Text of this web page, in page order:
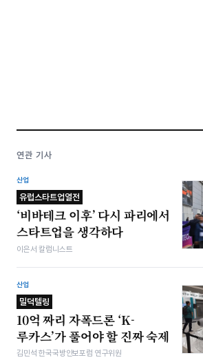
연관 기사
산업
유럽스타트업열전
‘비바테크 이후’ 다시 파리에서
스타트업을 생각하다
이은서 칼럼니스트
산업
밀덕텔링
10억 짜리 자폭드론 ‘K-
루카스’가 풀어야 할 진짜 숙제
김민석 한국국방안보포럼 연구위원